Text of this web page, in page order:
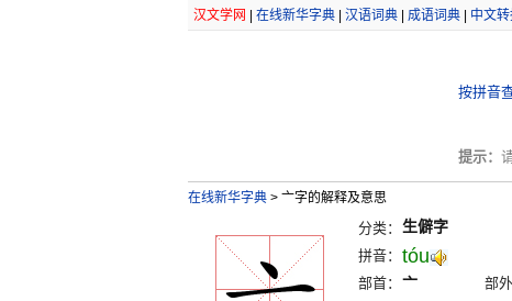
汉文学网 在线新华字典| 汉语词典| 成语词典| 中文
按拼音
提示：
在线新华字典 >亠字的解释及意思
分类： 生僻字
拼音： tóu
部首： 亠 部